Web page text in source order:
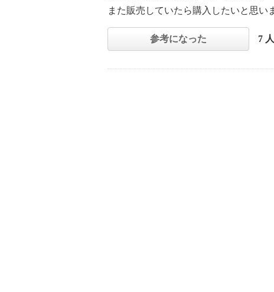
また販売していたら購入したいと思い
参考になった 7